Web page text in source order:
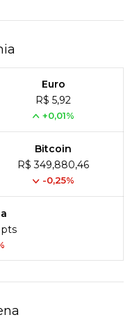
Euro
R$ 5,92
+0,01%
Bitcoin
R$ 349,880,46
-0,25%
pts